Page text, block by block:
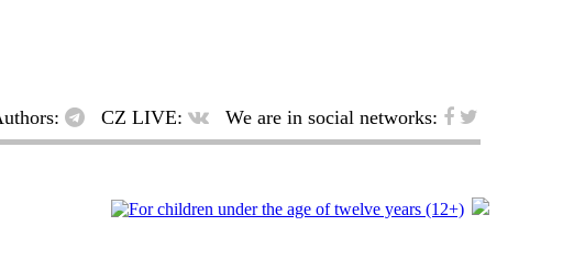
CZ LIVE: We are in social networks: